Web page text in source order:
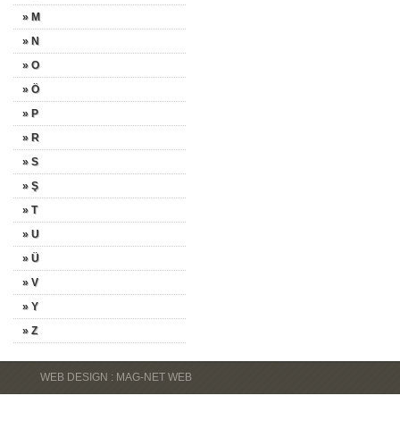
» M
» N
» O
» Ö
» P
» R
» S
» Ş
» T
» U
» Ü
» V
» Y
» Z
WEB DESIGN : MAG-NET WEB